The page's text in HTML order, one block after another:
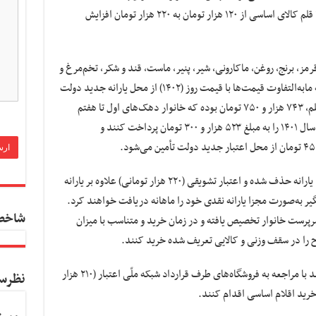
ادامه خواهد داشت. در این طرح اعتبار خرید ۱۱ قلم کالای اساسی از ۱۲۰ هزار تومان به ۲۲۰ هزار تومان افزایش
برنج، روغن، ماکارونی، شیر، پنیر، ماست، قند و شکر، تخم‌مرغ و
حبوبات و با قیمت‌های مبنای سال ۱۴۰۱ است که مابه‌التفاوت قیمت‌ها با قیمت روز (۱۴۰۲) از محل یارانه جدید دولت
تأمین خواهد شد. قیمت روز سبد مشتمل بر ۱۱ قلم، ۷۴۳ هزار و ۷۵۰ تومان بوده که خانوار دهک‌های اول تا هفتم
درآمدی در صورت خرید بسته می‌بایست قیمت سال ۱۴۰۱ را به مبلغ ۵۲۳ هزار و ۳۰۰ تومان پرداخت کنند و
در طرح جدید شرط ۲۰۰ هزار تومان خرید از مبلغ یارانه حذف شده و اعتبار تشویقی (۲۲۰ هزار تومانی) علاوه بر یارانه
به‌صورت مجزا یارانه نقدی خود را ماهانه دریافت خواهند کرد.
خانوار تخصیص یافته و در زمان خرید و متناسب با میزان
در سقف وزنی و کالایی تعریف شده خرید کنند.
متقاضیان استفاده از کالابرگ الکترونیکی می‌توانند با مراجعه به فروشگاه‌های طرف قرارداد شبکه ملّی اعتبار (۲۱۰ هزار
اقلام اساسی اقدام کنند.